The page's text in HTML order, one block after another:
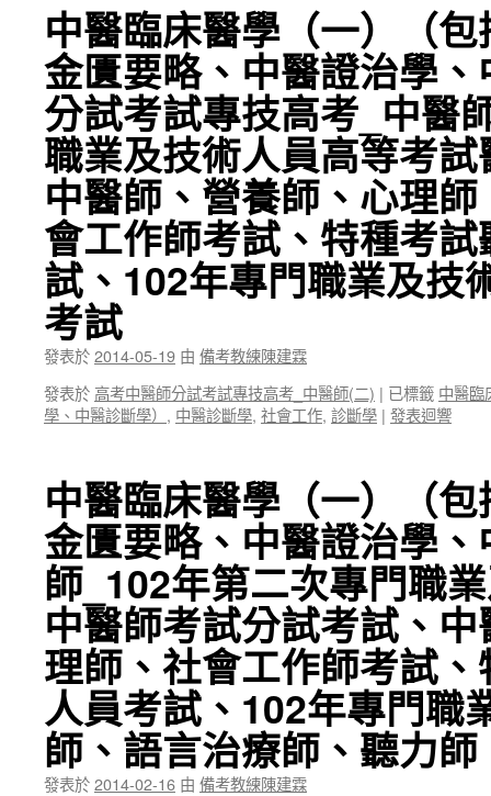
中醫臨床醫學（一）（
金匱要略、中醫證治學
分試考試專技高考_中醫
職業及技術人員高等考
中醫師、營養師、心理
會工作師考試、特種考
試、102年專門職業及技
考試
發表於2014-05-19 由 備考教練陳建霖
發表於 高考中醫師分試考試專技高考_中醫師(二) | 已標籤 中醫臨
學、中醫診斷學） , 中醫診斷學, 社會工作, 診斷學 | 發表迴響
中醫臨床醫學（一）（
金匱要略、中醫證治學
師_102年第二次專門職
中醫師考試分試考試、
理師、社會工作師考試
人員考試、102年專門職
師、語言治療師、聽力
發表於2014-02-16 由 備考教練陳建霖